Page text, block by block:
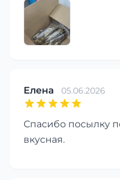
Елена 05.06.2026
Спасибо посылку
вкусная.